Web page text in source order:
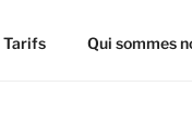
Tarifs Qui sommes